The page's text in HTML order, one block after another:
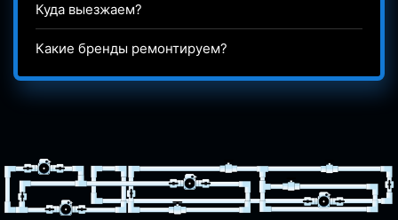
Куда выезжаем?
Какие бренды ремонтируем?